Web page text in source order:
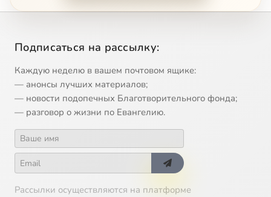
Подписаться на рассылку:
Каждую неделю в вашем почтовом ящике:
— анонсы лучших материалов;
— новости подопечных Благотворительного фонда;
— разговор о жизни по Евангелию.
Рассылки осуществляются на платформе